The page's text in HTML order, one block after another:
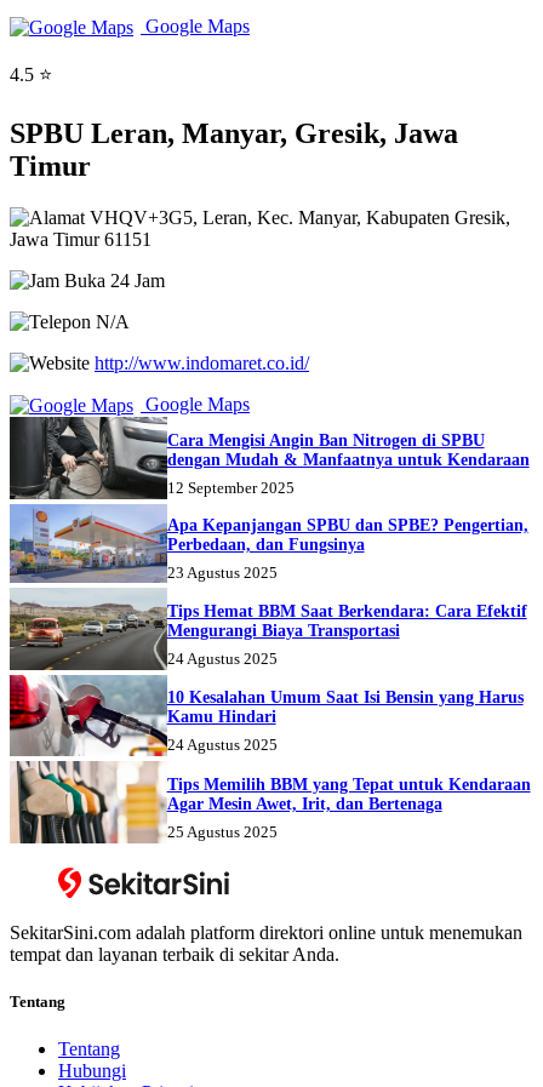
Google Maps
4.5 ⭐
SPBU Leran, Manyar, Gresik, Jawa
Timur
VHQV+3G5, Leran, Kec. Manyar, Kabupaten Gresik,
Jawa Timur 61151
Buka 24 Jam
N/A
http://www.indomaret.co.id/
Google Maps
Cara Mengisi Angin Ban Nitrogen di SPBU
dengan Mudah & Manfaatnya untuk Kendaraan
12 September 2025
Apa Kepanjangan SPBU dan SPBE? Pengertian,
Perbedaan, dan Fungsinya
23 Agustus 2025
Tips Hemat BBM Saat Berkendara: Cara Efektif
Mengurangi Biaya Transportasi
24 Agustus 2025
10 Kesalahan Umum Saat Isi Bensin yang Harus
Kamu Hindari
24 Agustus 2025
Tips Memilih BBM yang Tepat untuk Kendaraan
Agar Mesin Awet, Irit, dan Bertenaga
25 Agustus 2025
SekitarSini.com adalah platform direktori online untuk menemukan
tempat dan layanan terbaik di sekitar Anda.
Tentang
Tentang
Hubungi